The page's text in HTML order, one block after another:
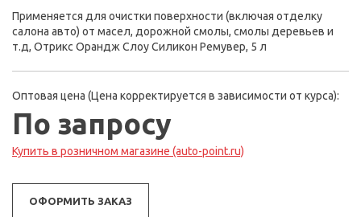
Применяется для очистки поверхности (включая отделку
салона авто) от масел, дорожной смолы, смолы деревьев и
т.д, Отрикс Орандж Слоу Силикон Ремyвер, 5 л
Оптовая цена (Цена корректируется в зависимости от курса):
По запросу
Купить в розничном магазине (auto-point.ru)
ОФОРМИТЬ ЗАКАЗ